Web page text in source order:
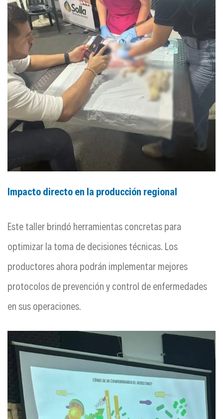
Impacto directo en la producción regional
Este taller brindó herramientas concretas para
optimizar la toma de decisiones técnicas. Los
productores ahora podrán implementar mejores
protocolos de prevención y control de enfermedades
en sus operaciones.